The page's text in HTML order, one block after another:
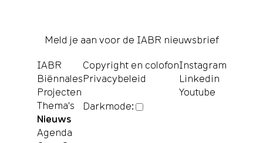
Meld je aan voor de IABR nieuwsbrief
IABR
Biënnales
Projecten
Thema's
Nieuws
Agenda
Copyright en colofon
Privacybeleid
Darkmode:
Instagram
Linkedin
Youtube